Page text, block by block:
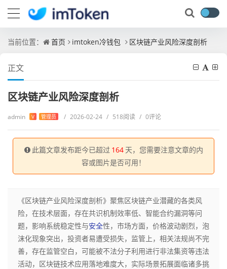
当前位置： 首页 imtoken冷钱包 区块链产业风险深度剖析
正文
区块链产业风险深度剖析
admin V 管理员 / 2026-02-24 / 518阅读 / 0评论
此篇文章发布距今已超过 164 天，您需要注意文章的内
容或图片是否可用！
《区块链产业风险深度剖析》聚焦区块链产业潜藏的各类风
险，在技术层面，存在共识机制效率低、智能合约漏洞等问
题，影响系统稳定性与安全性，市场方面，价格波动剧烈，泡
沫化现象突出，投资者易遭受损失，监管上，相关法规尚不完
善，存在监管空白，可能被不法分子利用进行非法集资等违法
活动，区块链技术应用落地难度大，实际场景拓展面临诸多挑